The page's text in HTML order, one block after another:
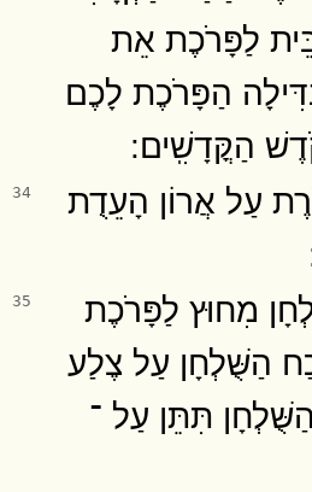
לַפָּרֹכֶת אֵת
הַפָּרֹכֶת לָכֶם
הַקֳּדָשִֽׁים ׃
34
עַל אֲרוֹן הָעֵדֻת
35
מִחוּץ לַפָּרֹכֶת
הַשֻּׁלְחָן עַל צֶלַע
תִּתֵּן עַל ־